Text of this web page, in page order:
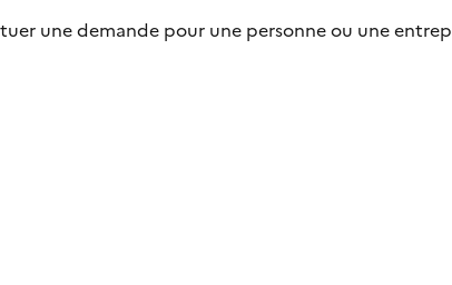
une demande pour une personne ou une